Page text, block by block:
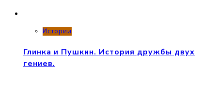
Истории
Глинка и Пушкин. История дружбы двух
гениев.